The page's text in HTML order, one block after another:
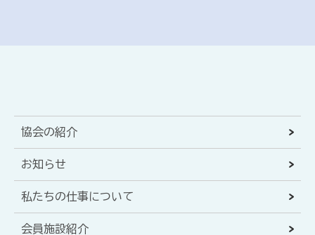
協会の紹介
お知らせ
私たちの仕事について
会員施設紹介